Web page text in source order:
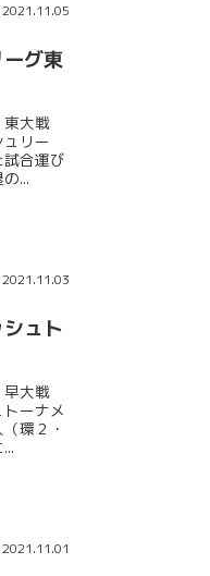
2021.11.05
グ東
東大戦
リー
合運び
...
2021.11.03
ュト
早大戦
ーナメ
環２・
2021.11.01